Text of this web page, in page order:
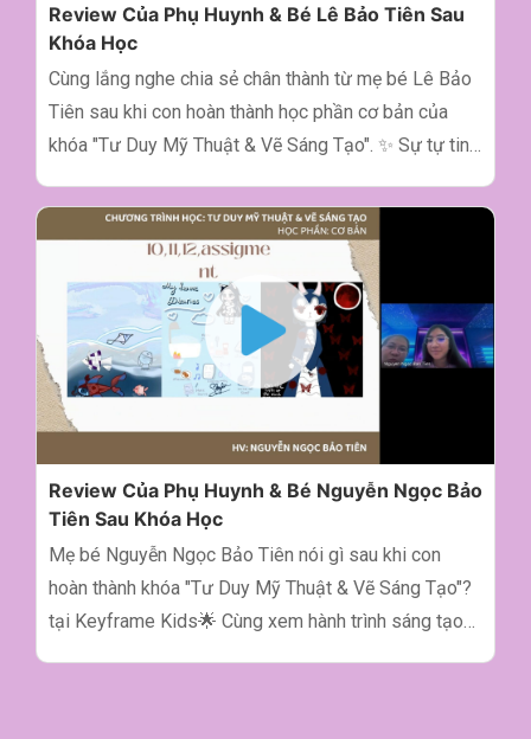
SUBSCRIBE kênh để xem thêm nhiều nội dung về vẽ
online cho bé nhé!
Review Của Phụ Huynh & Bé Lê Bảo Tiên Sau
Khóa Học
Cùng lắng nghe chia sẻ chân thành từ mẹ bé Lê Bảo
Tiên sau khi con hoàn thành học phần cơ bản của
khóa "Tư Duy Mỹ Thuật & Vẽ Sáng Tạo". ✨ Sự tự tin
nhất sau hành trình học tập tại Keyframe Kids! Cảm
ơn chị và bé đã tin tưởng. 🖌 Keyframe Kids - Trường
Mỹ Thuật Số Cho Trẻ Em từ 8-17 tuổi 📌 Địa chỉ: 06
Phan Đình Giót, phường 2, quận Tân Bình, Thành phố
Hồ Chí Minh 🌎 Website: https://kids.keyframe.vn 🖌
Facebook
https://www.facebook.com/KeyframeKids 🖌 Tiktok
keyframekids 🖌 Instagram keyframe_kids_art 📞
Hotline: 0979 248 583 ▶ Đừng quên LIKE &
SUBSCRIBE kênh để xem thêm nhiều nội dung về vẽ
online cho bé nhé!
Review Của Phụ Huynh & Bé Nguyễn Ngọc Bảo
Tiên Sau Khóa Học
Mẹ bé Nguyễn Ngọc Bảo Tiên nói gì sau khi con
hoàn thành khóa "Tư Duy Mỹ Thuật & Vẽ Sáng Tạo"?
tại Keyframe Kids🌟 Cùng xem hành trình sáng tạo